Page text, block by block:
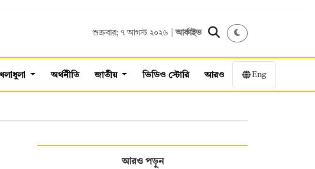
শুক্রবার; ৭ আগস্ট ২০২৬ |আর্কাইভ
অর্থনীতি জাতীয় ভিডিও স্টোরি আরও Eng
আরও পড়ুন